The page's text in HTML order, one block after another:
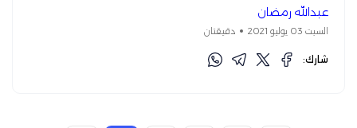
عبدالله رمضان
السبت 03 يوليو 2021 دقيقتان
شارك: